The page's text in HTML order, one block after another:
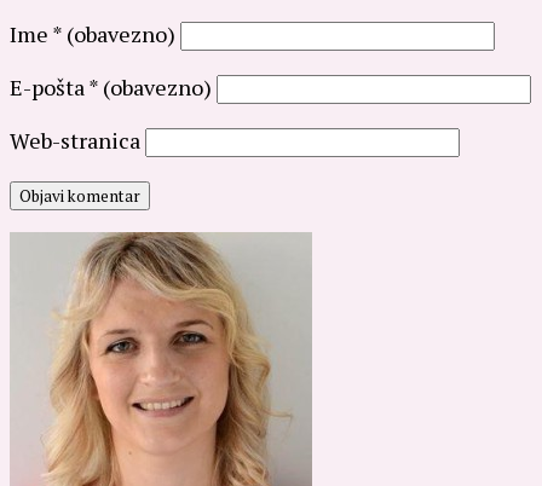
Ime * (obavezno)
E-pošta* (obavezno)
Web-stranica